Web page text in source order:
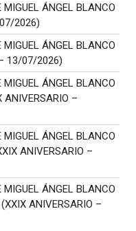
MIGUEL ÁNGEL BLANCO
2026)
MIGUEL ÁNGEL BLANCO
13/07/2026)
MIGUEL ÁNGEL BLANCO
ANIVERSARIO –
MIGUEL ÁNGEL BLANCO
ANIVERSARIO –
MIGUEL ÁNGEL BLANCO
ANIVERSARIO –